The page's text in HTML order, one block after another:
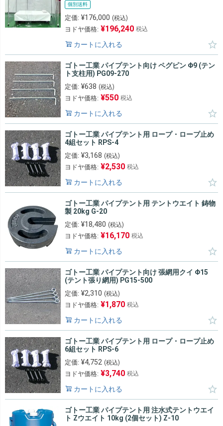
個別送料
定価: ¥176,000 (税込)
ヨドヤ価格: ¥196,240 税込
カートに入れる
ゴトー工業 パイプテント向け ペグピン Φ9 (テン
ト支柱用) PG09-270
定価: ¥638 (税込)
ヨドヤ価格: ¥550 税込
カートに入れる
ゴトー工業 パイプテント用 ロープ・ロープ止め
4組セット RPS-4
定価: ¥3,168 (税込)
ヨドヤ価格: ¥2,530 税込
カートに入れる
ゴトー工業 パイプテント用 テントウエイト 鋳物
製 20kg G-20
定価: ¥18,480 (税込)
ヨドヤ価格: ¥16,170 税込
カートに入れる
ゴトー工業 パイプテント向け 張網用クイ Φ15
(テント張り網用) PG15-500
定価: ¥2,310 (税込)
ヨドヤ価格: ¥1,870 税込
カートに入れる
ゴトー工業 パイプテント用 ロープ・ロープ止め
6組セット RPS-6
定価: ¥4,752 (税込)
ヨドヤ価格: ¥3,740 税込
カートに入れる
ゴトー工業 パイプテント用 注水式テントウエイ
ト Zウエイト 10kg (2個セット) Z-10